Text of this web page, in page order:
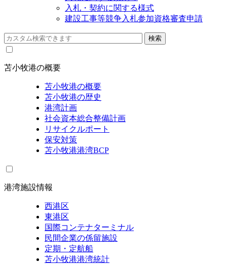
入札・契約に関する様式
建設工事等競争入札参加資格審査申請
苫小牧港の概要
苫小牧港の概要
苫小牧港の歴史
港湾計画
社会資本総合整備計画
リサイクルポート
保安対策
苫小牧港港湾BCP
港湾施設情報
西港区
東港区
国際コンテナターミナル
民間企業の係留施設
定期・定航船
苫小牧港港湾統計